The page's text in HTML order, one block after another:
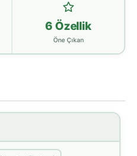
6 Özellik
Öne Çıkan